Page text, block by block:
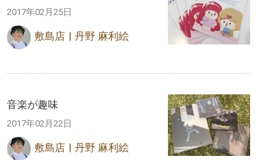
2017年02月25日
敷島店 丹野 麻利絵
音楽が趣味
2017年02月22日
敷島店 丹野 麻利絵